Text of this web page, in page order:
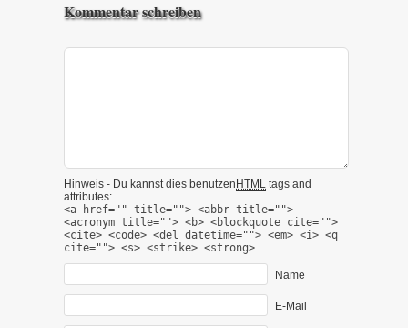
Kommentar schreiben
Hinweis - Du kannst dies benutzen HTML tags and
attributes:
<a href="" title=""> <abbr title="">
<acronym title=""> <b> <blockquote cite="">
<cite> <code> <del datetime=""> <em> <i> <q
cite=""> <s> <strike> <strong>
Name
E-Mail